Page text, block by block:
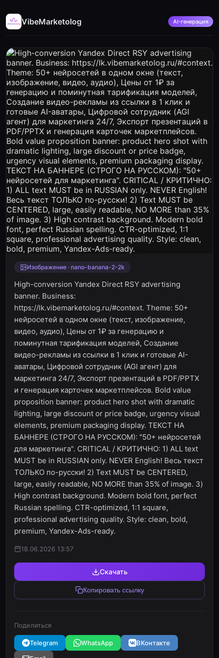
VibeMarketolog AI-генерация
Изображение · nano-banana-2-2k
High-conversion Yandex Direct RSY advertising
banner. Business:
https://lk.vibemarketolog.ru/#context. Theme: 50+
нейросетей в одном окне (текст, изображение,
видео, аудио), Цены от 1₽ за генерацию и
поминутная тарификация моделей, Создание
видео-рекламы из ссылки в 1 клик и готовые AI-
аватары, Цифровой сотрудник (AGI агент) для
маркетинга 24/7, Экспорт презентаций в PDF/PPTX
и генерация карточек маркетплейсов. Bold value
proposition banner: product hero shot with dramatic
lighting, large discount or price badge, urgency visual
elements, premium packaging display. ТЕКСТ НА
БАННЕРЕ (СТРОГО НА РУССКОМ): "50+ нейросетей
для маркетинга". CRITICAL / КРИТИЧНО: 1) ALL text
MUST be in RUSSIAN only. NEVER English! Весь текст
ТОЛЬКО по-русски! 2) Text MUST be CENTERED,
large, easily readable, NO MORE than 35% of image. 3)
High contrast background. Modern bold font, perfect
Russian spelling. CTR-optimized, 1:1 square,
professional advertising quality. Style: clean, bold,
premium, Yandex-Ads-ready.
18.06.2026 13:57
Скачать
Копировать ссылку
Поделиться
Telegram WhatsApp
ВКонтакте